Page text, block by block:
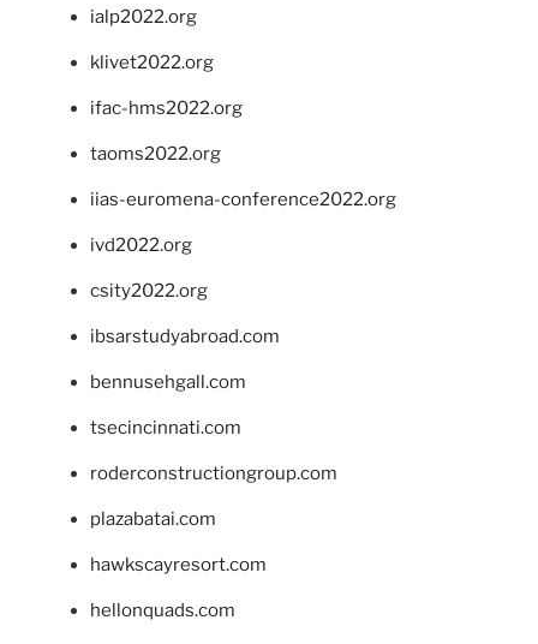
ialp2022.org
klivet2022.org
ifac-hms2022.org
taoms2022.org
iias-euromena-conference2022.org
ivd2022.org
csity2022.org
ibsarstudyabroad.com
bennusehgall.com
tsecincinnati.com
roderconstructiongroup.com
plazabatai.com
hawkscayresort.com
hellonquads.com